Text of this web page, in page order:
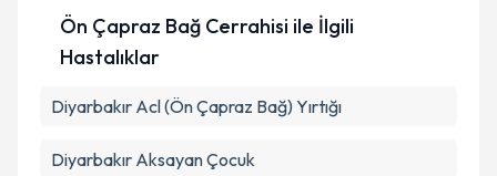
Takvim Talebini Gönder
Ön Çapraz Bağ Cerrahisi ile İlgili
Hastalıklar
Diyarbakır Acl (Ön Çapraz Bağ) Yırtığı
Diyarbakır Aksayan Çocuk